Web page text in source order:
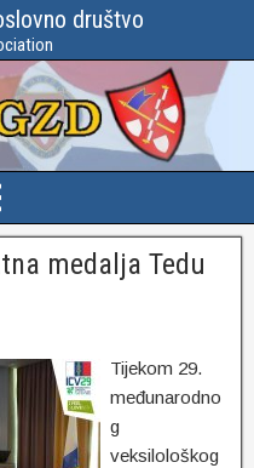
društvo
medalja Tedu
Tijekom 29.
međunarodno
g
veksilološkog